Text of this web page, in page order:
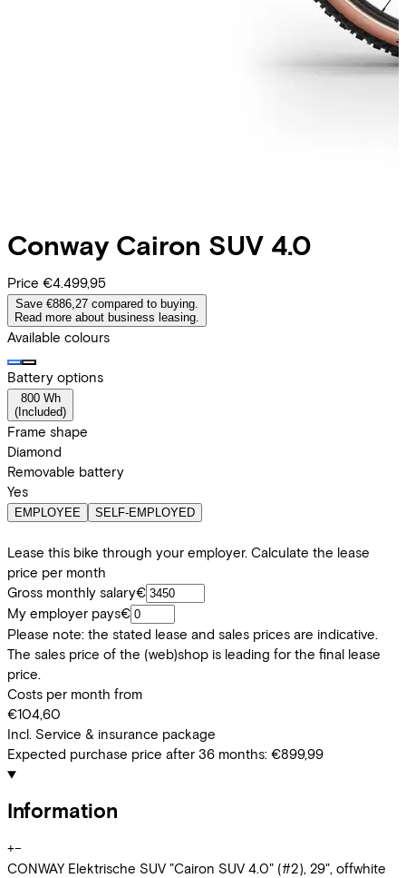
Conway Cairon SUV 4.0
Price €4.499,95
Save €886,27 compared to buying.
Read more about business leasing.
Available colours
Battery options
800 Wh
( Included)
Frame shape
Diamond
Removable battery
Yes
EMPLOYEE SELF-EMPLOYED
Lease this bike through your employer. Calculate the lease
price per month
Gross monthly salary€
My employer pays€
Please note: the stated lease and sales prices are indicative.
The sales price of the (web)shop is leading for the final lease
price.
Costs per month from
€104,60
Incl. Service & insurance package
Expected purchase price after 36 months: €899,99
Information
+−
CONWAY Elektrische SUV "Cairon SUV 4.0" (#2), 29", offwhite